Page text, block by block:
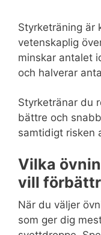
Styrketräning är
vetenskaplig
minskar antalet
och halverar
Styrketränar du
bättre och
samtidigt risken
Vilka
vill
När du väljer
som ger dig